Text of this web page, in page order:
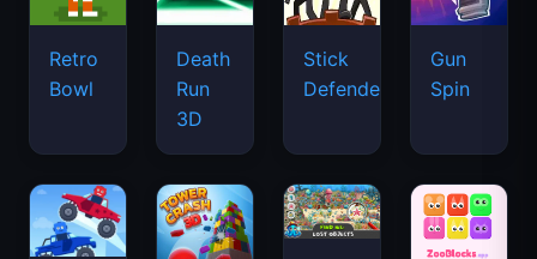
Retro
Bowl
Death
Run
3D
Stick
Defenders
Gun
Spin